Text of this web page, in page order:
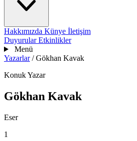
Hakkımızda Künye İletişim
DuyurularEtkinlikler
Menü
Yazarlar / Gökhan Kavak
Konuk Yazar
Gökhan Kavak
Eser
1